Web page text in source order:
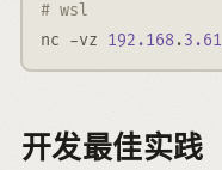
# wsl
nc -vz 192.168.3.61
开发最佳实践